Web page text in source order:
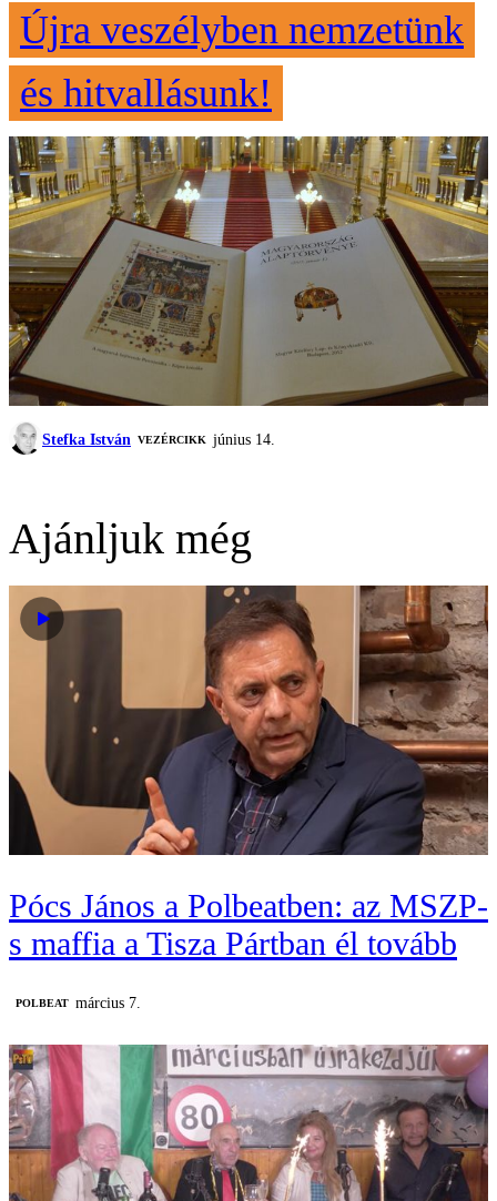
Újra veszélyben nemzetünk
és hitvallásunk!
Stefka István VEZÉRCIKK június 14.
Ajánljuk még
Pócs János a Polbeatben: az MSZP-
s maffia a Tisza Pártban él tovább
‎POLBEAT március 7.